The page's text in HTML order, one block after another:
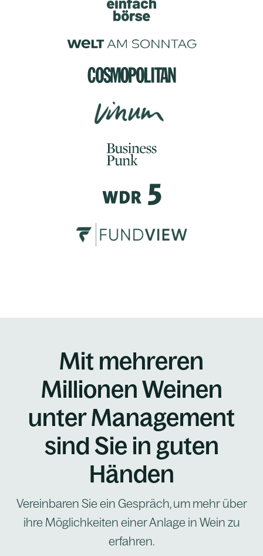
Mit mehreren
Millionen Weinen
unter Management
sind Sie in guten
Händen
Vereinbaren Sie ein Gespräch, um mehr über
ihre Möglichkeiten einer Anlage in Wein zu
erfahren.